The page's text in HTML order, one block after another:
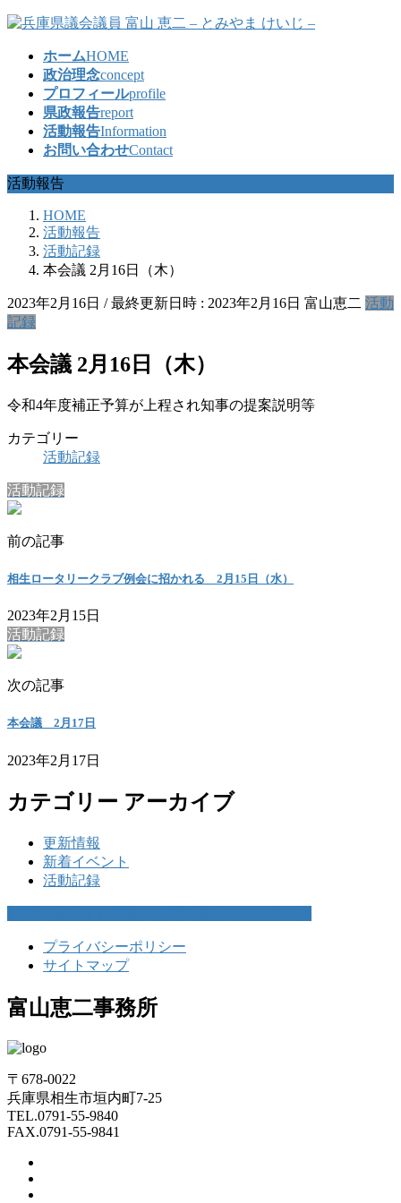
コ
ッ
プ
ナ
移
動
ホームHOME
政治理念concept
プロフィールprofile
県政報告report
活動報告Information
お問い合わせContact
活動報告
HOME
活動報告
活動記録
本会議 2月16日（木）
2023年2月16日 / 最終更新日時 : 2023年2月16日 富山恵二 活動
記録
本会議 2月16日（木）
令和4年度補正予算が上程され知事の提案説明等
カテゴリー
活動記録
活動記録
前の記事
相生ロータリークラブ例会に招かれる 2月15日（水）
2023年2月15日
活動記録
次の記事
本会議 2月17日
2023年2月17日
カテゴリー アーカイブ
更新情報
新着イベント
活動記録
プライバシーポリシー
サイトマップ
富山恵二事務所
〒678-0022
兵庫県相生市垣内町7-25
TEL.0791-55-9840
FAX.0791-55-9841